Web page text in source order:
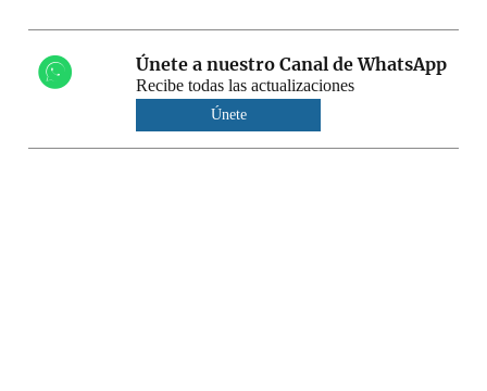
Únete a nuestro Canal de WhatsApp
Recibe todas las actualizaciones
Únete